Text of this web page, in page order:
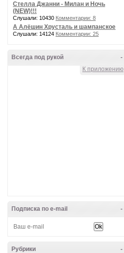
Стелла Джанни - Милан и Ночь
(NEW)!!!
Слушали: 10430 Комментарии: 8
А Алёшин Хрусталь и шампанское
Слушали: 14124 Комментарии: 25
-
Всегда под рукой
К приложению
-
Подписка по e-mail
-
Рубрики